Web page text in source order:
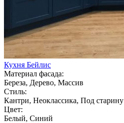
Кухня Бейлис
Материал фасада:
Береза, Дерево, Массив
Стиль:
Кантри, Неоклассика, Под старину
Цвет:
Белый, Синий